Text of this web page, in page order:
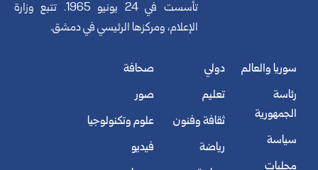
تأسست في 24 يونيو 1965. تتبع وزارة
الإعلام، ومركزها الرئيسي في دمشق.
سوريا والعالم
رئاسة
الجمهورية
سياسة
دولي
تعليم
ثقافة وفنون
رياضة
صحافة
صور
علوم وتكنولوجيا
فيديو